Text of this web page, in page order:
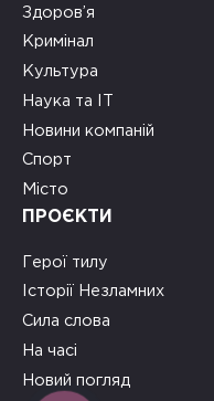
Здоров’я
Кримінал
Культура
Наука та ІТ
Новини компаній
Спорт
Місто
ПРОЄКТИ
Герої тилу
Історії Незламних
Сила слова
На часі
Новий погляд